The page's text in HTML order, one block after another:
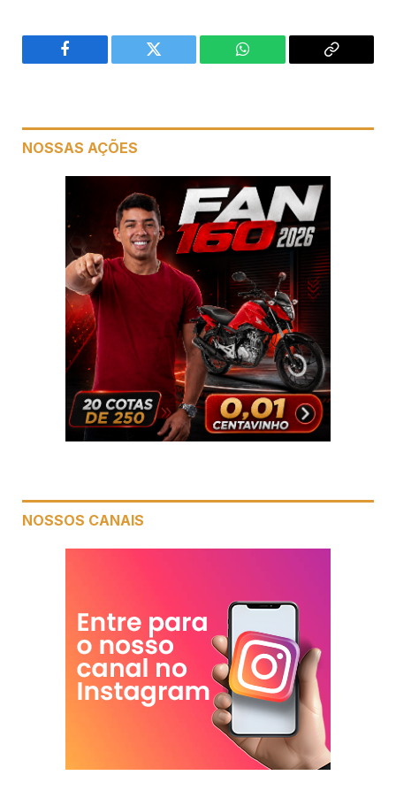
Facebook Twitter WhatsApp
Copiar
NOSSAS AÇÕES
NOSSOS CANAIS